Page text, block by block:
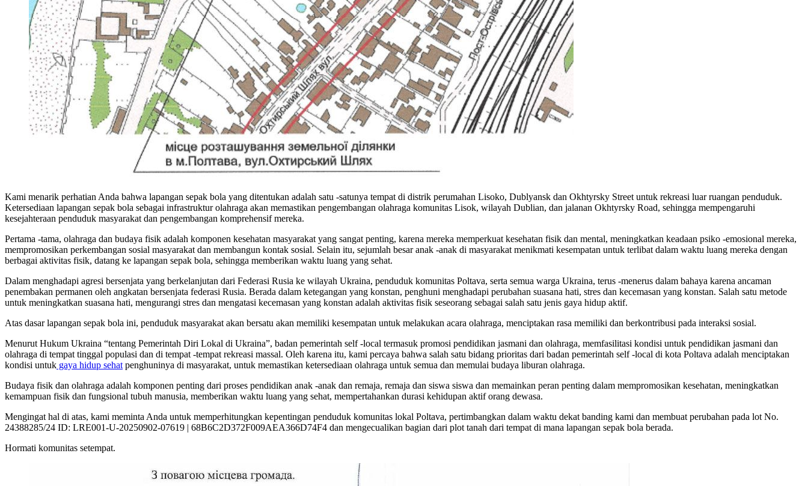
Kami menarik perhatian Anda bahwa lapangan sepak bola yang ditentukan adalah satu -satunya tempat di distrik perumahan Lisoko, Dublyansk dan Okhtyrsky Street untuk rekreasi luar ruangan penduduk.
Ketersediaan lapangan sepak bola sebagai infrastruktur olahraga akan memastikan pengembangan olahraga komunitas Lisok, wilayah Dublian, dan jalanan Okhtyrsky Road, sehingga mempengaruhi
kesejahteraan penduduk masyarakat dan pengembangan komprehensif mereka.
Pertama -tama, olahraga dan budaya fisik adalah komponen kesehatan masyarakat yang sangat penting, karena mereka memperkuat kesehatan fisik dan mental, meningkatkan keadaan psiko -emosional mereka,
mempromosikan perkembangan sosial masyarakat dan membangun kontak sosial. Selain itu, sejumlah besar anak -anak di masyarakat menikmati kesempatan untuk terlibat dalam waktu luang mereka dengan
berbagai aktivitas fisik, datang ke lapangan sepak bola, sehingga memberikan waktu luang yang sehat.
Dalam menghadapi agresi bersenjata yang berkelanjutan dari Federasi Rusia ke wilayah Ukraina, penduduk komunitas Poltava, serta semua warga Ukraina, terus -menerus dalam bahaya karena ancaman
penembakan permanen oleh angkatan bersenjata federasi Rusia. Berada dalam ketegangan yang konstan, penghuni menghadapi perubahan suasana hati, stres dan kecemasan yang konstan. Salah satu metode
untuk meningkatkan suasana hati, mengurangi stres dan mengatasi kecemasan yang konstan adalah aktivitas fisik seseorang sebagai salah satu jenis gaya hidup aktif.
Atas dasar lapangan sepak bola ini, penduduk masyarakat akan bersatu akan memiliki kesempatan untuk melakukan acara olahraga, menciptakan rasa memiliki dan berkontribusi pada interaksi sosial.
Menurut Hukum Ukraina “tentang Pemerintah Diri Lokal di Ukraina”, badan pemerintah self -local termasuk promosi pendidikan jasmani dan olahraga, memfasilitasi kondisi untuk pendidikan jasmani dan
olahraga di tempat tinggal populasi dan di tempat -tempat rekreasi massal. Oleh karena itu, kami percaya bahwa salah satu bidang prioritas dari badan pemerintah self -local di kota Poltava adalah menciptakan
kondisi untuk gaya hidup sehat penghuninya di masyarakat, untuk memastikan ketersediaan olahraga untuk semua dan memulai budaya liburan olahraga.
Budaya fisik dan olahraga adalah komponen penting dari proses pendidikan anak -anak dan remaja, remaja dan siswa siswa dan memainkan peran penting dalam mempromosikan kesehatan, meningkatkan
kemampuan fisik dan fungsional tubuh manusia, memberikan waktu luang yang sehat, mempertahankan durasi kehidupan aktif orang dewasa.
Mengingat hal di atas, kami meminta Anda untuk memperhitungkan kepentingan penduduk komunitas lokal Poltava, pertimbangkan dalam waktu dekat banding kami dan membuat perubahan pada lot No.
24388285/24 ID: LRE001-U-20250902-07619 | 68B6C2D372F009AEA366D74F4 dan mengecualikan bagian dari plot tanah dari tempat di mana lapangan sepak bola berada.
Hormati komunitas setempat.